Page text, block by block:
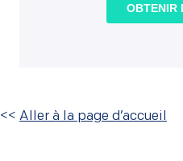
<< Aller à la page d’accueil